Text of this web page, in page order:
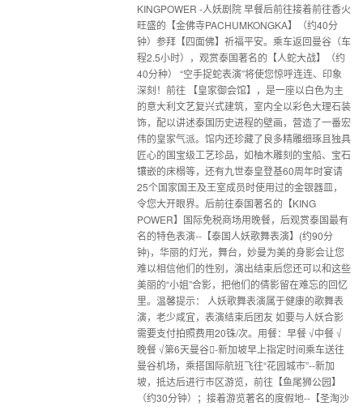
KINGPOWER -人妖剧院 早餐后前往接着前往香火
旺盛的【金佛寺PACHUMKONGKA】（约40分
钟）参拜【四面佛】祈福平安。乘车返回曼谷（车
程2.5小时），观赏泰国著名的【人蛇大战】（约
40分种） “空手捉蛇表演”将使您惊呼连连、印象
深刻！前往 【皇家御会馆】，是一座以白色为主
的意大利文艺复兴式建筑，室内全以彩色大理石装
饰，配以讲述泰国历史进程的壁画，营造了一番宏
伟的皇家气派。馆内还珍藏了良多精雕细琢且独具
匠心的国宝级工艺珍品，如柚木雕刻的宝船、宝石
镶嵌的床榻等，还有九世泰皇登基60周年时宴请
25个国家国王及王室成员时使用过的金银器皿，
令您大开眼界。后前往泰国著名的【KING
POWER】国际免税商场用晚餐，后观赏泰国最有
名的特色表演--【泰国人妖歌舞表演】(约90分
钟)，华丽的灯光，舞台，妙曼为美的身影会让您
难以相信他们的性别，演出结束后您还可以和这些
美丽的“小姐”合影，把他们的倩影留在难忘的回忆
里。温馨提示： 人妖歌舞表演属于健康的歌舞表
演，老少咸宜，表演结束后团友 如要与人妖合影
需要支付拍照费用20铢/次。用餐：早餐 √中餐 √
晚餐 √第6天曼谷-新加坡早上指定时间乘车送往
曼谷机场，乘搭国际航班飞往“花园城市”--新加
坡，抵达后进行市区游览，前往【鱼尾狮公园】
（约30分钟）；接着游览著名的度假地--【圣淘沙